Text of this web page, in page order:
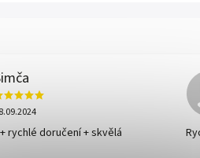
rychlé doručení + skvělá